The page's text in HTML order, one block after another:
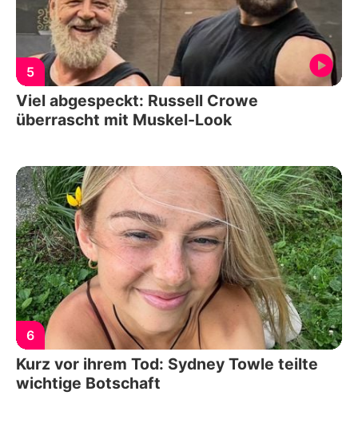
5
Viel abgespeckt: Russell Crowe
überrascht mit Muskel-Look
6
Kurz vor ihrem Tod: Sydney Towle teilte
wichtige Botschaft